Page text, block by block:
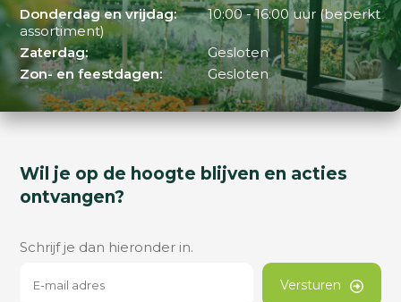
Donderdag en vrijdag:
10:00 - 16:00 uur (beperkt
assortiment)
Zaterdag:
Gesloten
Zon- en feestdagen:
Gesloten
Wil je op de hoogte blijven en acties
ontvangen?
Schrijf je dan hieronder in.
Versturen